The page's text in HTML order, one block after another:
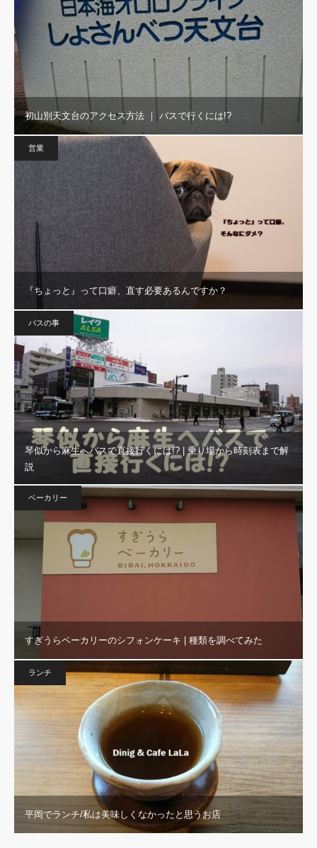
初山別天文台のアクセス方法 ｜ バスで行くには!?
営業
『ちょっと』って口癖、直す必要あるんですか？
バスの事
琴似から麻生へバスで直接行くには!? | 乗り場から時刻表まで解
説
ベーカリー
すぎうらベーカリーのシフォンケーキ | 種類を調べてみた
ランチ
平岡でランチ/私は美味しくなかったと思うお店